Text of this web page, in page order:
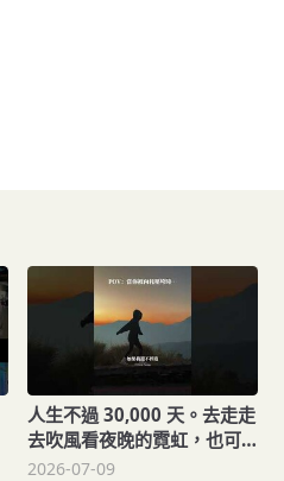
人生不過 30,000 天。去走走
去吹風看夜晚的霓虹，也可
以等一場日出
2026-07-09